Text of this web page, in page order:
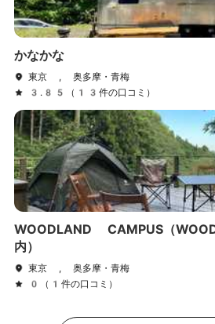
かなかな
東京 , 奥多摩・青梅
3.85（13件の口コミ）
WOODLAND CAMPUS（
内）
東京 , 奥多摩・青梅
0（1件の口コミ）